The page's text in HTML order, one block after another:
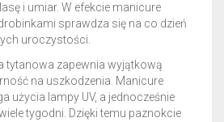
i umiar. W efekcie manicure
sprawdza się na co dzień
uroczystości.
tytanowa zapewnia wyjątkową
na uszkodzenia. Manicure
użycia lampy UV, a jednocześnie
tygodni. Dzięki temu paznokcie